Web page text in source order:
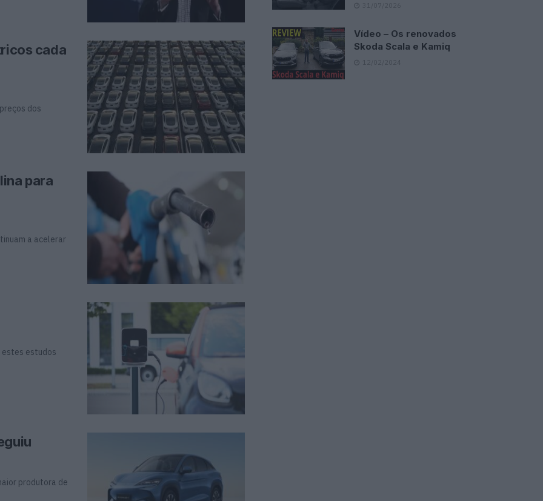
cada
dos
para
a acelerar
estes estudos
produtora de
31/07/2026
Vídeo – Os renovados
Skoda Scala e Kamiq
12/02/2024